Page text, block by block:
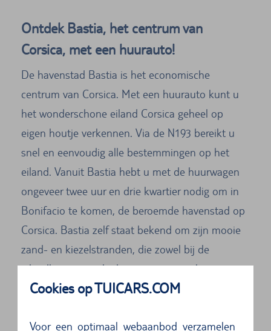
Cookies op TUICARS.COM
Voor een optimaal webaanbod verzamelen
Ontdek Bastia, het centrum van
Corsica, met een huurauto!
De havenstad Bastia is het economische
centrum van Corsica. Met een huurauto kunt u
het wonderschone eiland Corsica geheel op
eigen houtje verkennen. Via de N193 bereikt u
snel en eenvoudig alle bestemmingen op het
eiland. Vanuit Bastia hebt u met de huurwagen
ongeveer twee uur en drie kwartier nodig om in
Bonifacio te komen, de beroemde havenstad op
Corsica. Bastia zelf staat bekend om zijn mooie
zand- en kiezelstranden, die zowel bij de
eilandbewoners als de toeristen populair zijn.
Maar het heeft ook veel cultuur en geschiedenis
te bieden. De geschiedenis van de stad gaat